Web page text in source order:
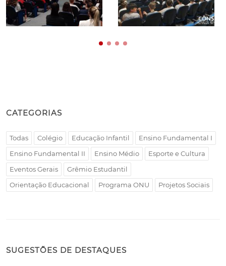
CATEGORIAS
Todas Colégio Educação Infantil
Ensino Fundamental I
Ensino Fundamental II
Ensino Médio
Esporte e Cultura
Eventos Gerais
Grêmio Estudantil
Orientação Educacional
Programa ONU Projetos Sociais
SUGESTÕES DE DESTAQUES